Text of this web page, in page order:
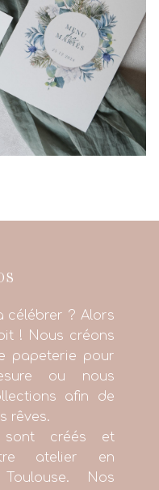
célébrer ? Alors
! Nous créons
papeterie pour
ou nous
afin de
rêves.
sont créés et
atelier en
Nos